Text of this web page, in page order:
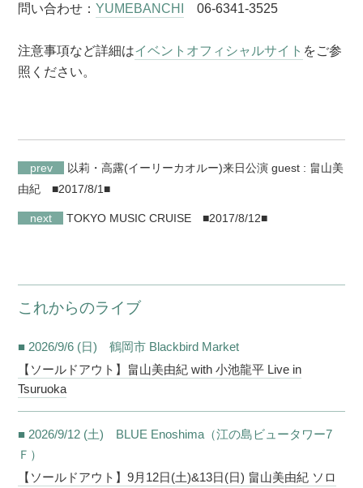
問い合わせ：YUMEBANCHI 06-6341-3525
注意事項など詳細はイベントオフィシャルサイト をご参
照ください。
prev
以莉・高露(イーリーカオルー)来日公演 guest : 畠山美
由紀 ■2017/8/1■
next TOKYO MUSIC CRUISE■2017/8/12■
これからのライブ
■ 2026/9/6 (日) 鶴岡市 Blackbird Market
【ソールドアウト】畠山美由紀 with 小池龍平 Live in
Tsuruoka
■ 2026/9/12 (土) BLUE Enoshima（江の島ビュータワー7
Ｆ）
【ソールドアウト】9月12日(土)&13日(日) 畠山美由紀 ソロ